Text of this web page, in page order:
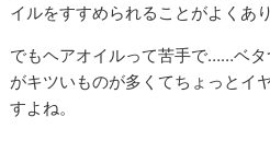
イルをすすめられることがよくあり
でもヘアオイルって苦手で……ベ
がキツいものが多くてちょっとイ
すよね。